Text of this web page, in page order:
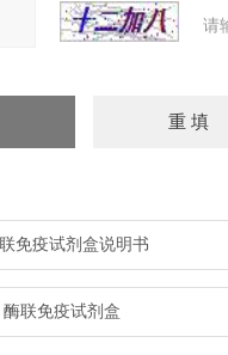
请
免疫试剂盒说明书
联免疫试剂盒